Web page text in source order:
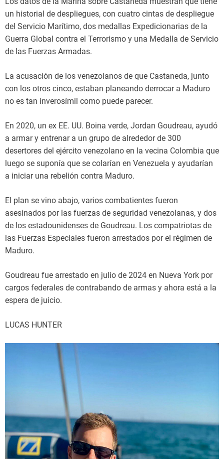
un historial de despliegues, con cuatro cintas de despliegue
del Servicio Marítimo, dos medallas Expedicionarias de la
Guerra Global contra el Terrorismo y una Medalla de Servicio
de las Fuerzas Armadas.
La acusación de los venezolanos de que Castaneda, junto
con los otros cinco, estaban planeando derrocar a Maduro
no es tan inverosímil como puede parecer.
En 2020, un ex EE. UU. Boina verde, Jordan Goudreau, ayudó
a armar y entrenar a un grupo de alrededor de 300
desertores del ejército venezolano en la vecina Colombia que
luego se suponía que se colarían en Venezuela y ayudarían
a iniciar una rebelión contra Maduro.
El plan se vino abajo, varios combatientes fueron
asesinados por las fuerzas de seguridad venezolanas, y dos
de los estadounidenses de Goudreau. Los compatriotas de
las Fuerzas Especiales fueron arrestados por el régimen de
Maduro.
Goudreau fue arrestado en julio de 2024 en Nueva York por
cargos federales de contrabando de armas y ahora está a la
espera de juicio.
LUCAS HUNTER